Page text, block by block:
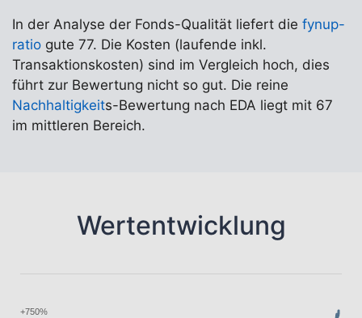
In der Analyse der Fonds-Qualität liefert die fynup-
ratio gute 77. Die Kosten (laufende inkl.
Transaktionskosten) sind im Vergleich hoch, dies
führt zur Bewertung nicht so gut. Die reine
Nachhaltigkeits-Bewertung nach EDA liegt mit 67
im mittleren Bereich.
Wertentwicklung
+750%